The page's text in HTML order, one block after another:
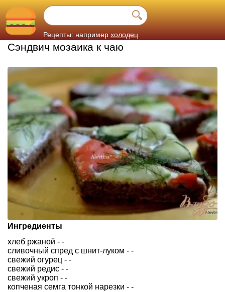
Рецепты: например холодец
Сэндвич мозаика к чаю
Ингредиенты
хлеб ржаной - -
сливочный спред с шнит-луком - -
свежий огурец - -
свежий редис - -
свежий укроп - -
копченая семга тонкой нарезки - -